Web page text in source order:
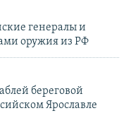
генералы и
оружия из РФ
береговой
Ярославле